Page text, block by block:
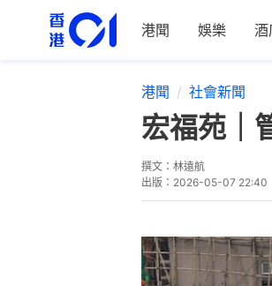
港聞 娛樂 酒
港聞 社會新聞
宏福苑｜
撰文： 林遠航
出版： 2026-05-07 22:40